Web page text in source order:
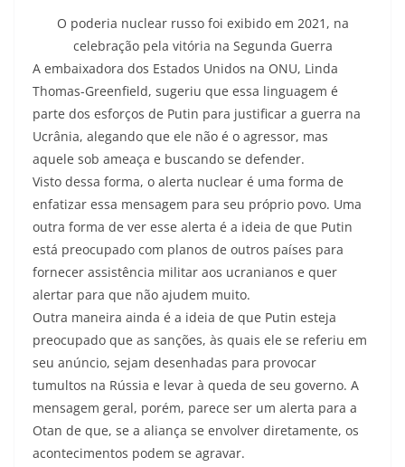
O poderia nuclear russo foi exibido em 2021, na
celebração pela vitória na Segunda Guerra
A embaixadora dos Estados Unidos na ONU, Linda
Thomas-Greenfield, sugeriu que essa linguagem é
parte dos esforços de Putin para justificar a guerra na
Ucrânia, alegando que ele não é o agressor, mas
aquele sob ameaça e buscando se defender.
Visto dessa forma, o alerta nuclear é uma forma de
enfatizar essa mensagem para seu próprio povo. Uma
outra forma de ver esse alerta é a ideia de que Putin
está preocupado com planos de outros países para
fornecer assistência militar aos ucranianos e quer
alertar para que não ajudem muito.
Outra maneira ainda é a ideia de que Putin esteja
preocupado que as sanções, às quais ele se referiu em
seu anúncio, sejam desenhadas para provocar
tumultos na Rússia e levar à queda de seu governo. A
mensagem geral, porém, parece ser um alerta para a
Otan de que, se a aliança se envolver diretamente, os
acontecimentos podem se agravar.